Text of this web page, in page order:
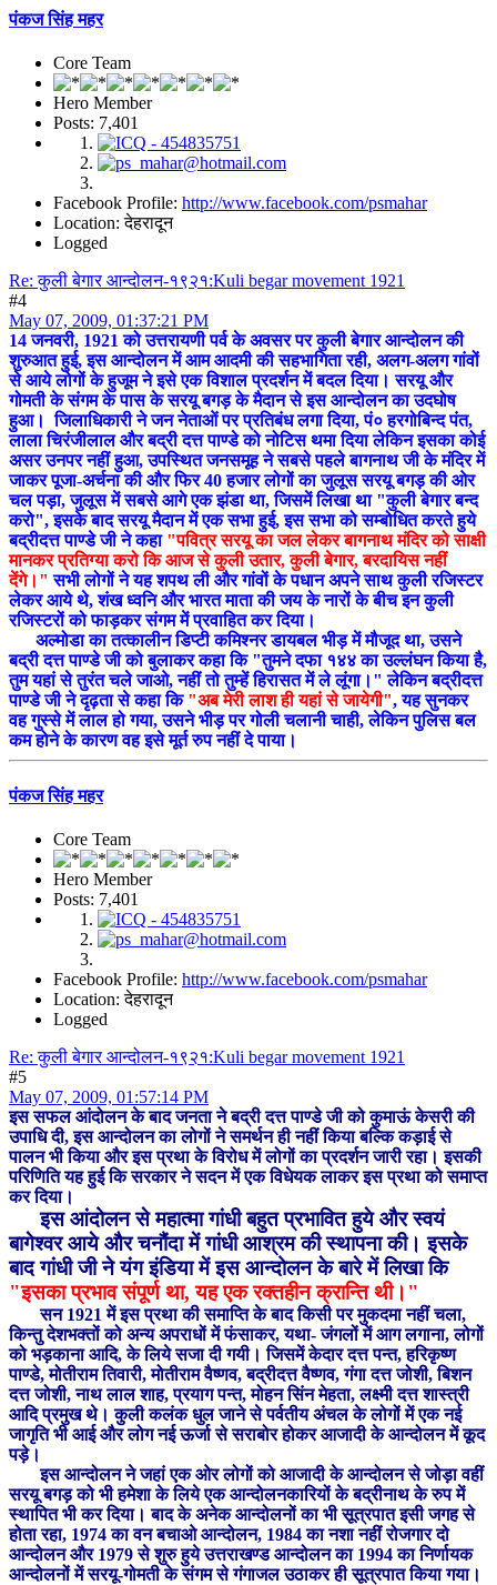
पंकज सिंह महर
Core Team
Hero Member
Posts: 7,401
Facebook Profile: http://www.facebook.com/psmahar
Location: देहरादून
Logged
Re: कुली बेगार आन्दोलन-१९२१:Kuli begar movement 1921
#4
May 07, 2009, 01:37:21 PM
14 जनवरी, 1921 को उत्तरायणी पर्व के अवसर पर कुली बेगार आन्दोलन की
शुरुआत हुई, इस आन्दोलन में आम आदमी की सहभागिता रही, अलग-अलग गांवों
से आये लोगों के हुजूम ने इसे एक विशाल प्रदर्शन में बदल दिया। सरयू और
गोमती के संगम के पास के सरयू बगड़ के मैदान से इस आन्दोलन का उदघोष
हुआ। जिलाधिकारी ने जन नेताओं पर प्रतिबंध लगा दिया, पं० हरगोबिन्द पंत,
लाला चिरंजीलाल और बद्री दत्त पाण्डे को नोटिस थमा दिया लेकिन इसका कोई
असर उनपर नहीं हुआ, उपस्थित जनसमूह ने सबसे पहले बागनाथ जी के मंदिर में
जाकर पूजा-अर्चना की और फिर 40 हजार लोगों का जुलूस सरयू बगड़ की ओर
चल पड़ा, जुलूस में सबसे आगे एक झंडा था, जिसमें लिखा था "कुली बेगार बन्द
करो", इसके बाद सरयू मैदान में एक सभा हुई, इस सभा को सम्बोधित करते हुये
बद्रीदत्त पाण्डे जी ने कहा "पवित्र सरयू का जल लेकर बागनाथ मंदिर को साक्षी
मानकर प्रतिग्या करो कि आज से कुली उतार, कुली बेगार, बरदायिस नहीं
देंगे।" सभी लोगों ने यह शपथ ली और गांवों के पधान अपने साथ कुली रजिस्टर
लेकर आये थे, शंख ध्वनि और भारत माता की जय के नारों के बीच इन कुली
रजिस्टरों को फाड़कर संगम में प्रवाहित कर दिया।
अल्मोडा का तत्कालीन डिप्टी कमिश्नर डायबल भीड़ में मौजूद था, उसने
बद्री दत्त पाण्डे जी को बुलाकर कहा कि "तुमने दफा १४४ का उल्लंघन किया है,
तुम यहां से तुरंत चले जाओ, नहीं तो तुम्हें हिरासत में ले लूंगा।" लेकिन बद्रीदत्त
पाण्डे जी ने दृढ़ता से कहा कि "अब मेरी लाश ही यहां से जायेगी", यह सुनकर
वह गुस्से में लाल हो गया, उसने भीड़ पर गोली चलानी चाही, लेकिन पुलिस बल
कम होने के कारण वह इसे मूर्त रुप नहीं दे पाया।
पंकज सिंह महर
Core Team
Hero Member
Posts: 7,401
Facebook Profile: http://www.facebook.com/psmahar
Location: देहरादून
Logged
Re: कुली बेगार आन्दोलन-१९२१:Kuli begar movement 1921
#5
May 07, 2009, 01:57:14 PM
इस सफल आंदोलन के बाद जनता ने बद्री दत्त पाण्डे जी को कुमाऊं केसरी की
उपाधि दी, इस आन्दोलन का लोगों ने समर्थन ही नहीं किया बल्कि कड़ाई से
पालन भी किया और इस प्रथा के विरोध में लोगों का प्रदर्शन जारी रहा। इसकी
परिणिति यह हुई कि सरकार ने सदन में एक विधेयक लाकर इस प्रथा को समाप्त
कर दिया।
इस आंदोलन से महात्मा गांधी बहुत प्रभावित हुये और स्वयं
बागेश्वर आये और चनौंदा में गांधी आश्रम की स्थापना की। इसके
बाद गांधी जी ने यंग इंडिया में इस आन्दोलन के बारे में लिखा कि
"इसका प्रभाव संपूर्ण था, यह एक रक्तहीन क्रान्ति थी।"
सन 1921 में इस प्रथा की समाप्ति के बाद किसी पर मुकदमा नहीं चला,
किन्तु देशभक्तों को अन्य अपराधों में फंसाकर, यथा- जंगलों में आग लगाना, लोगों
को भड़काना आदि, के लिये सजा दी गयी। जिसमें केदार दत्त पन्त, हरिकृष्ण
पाण्डे, मोतीराम तिवारी, मोतीराम वैष्णव, बद्रीदत्त वैष्णव, गंगा दत्त जोशी, बिशन
दत्त जोशी, नाथ लाल शाह, प्रयाग पन्त, मोहन सिंन मेहता, लक्ष्मी दत्त शास्त्री
आदि प्रमुख थे। कुली कलंक धुल जाने से पर्वतीय अंचल के लोगों में एक नई
जागृति भी आई और लोग नई ऊर्जा से सराबोर होकर आजादी के आन्दोलन में कूद
पड़े।
इस आन्दोलन ने जहां एक ओर लोगों को आजादी के आन्दोलन से जोड़ा वहीं
सरयू बगड़ को भी हमेशा के लिये एक आन्दोलनकारियों के बद्रीनाथ के रुप में
स्थापित भी कर दिया। बाद के अनेक आन्दोलनों का भी सूत्रपात इसी जगह से
होता रहा, 1974 का वन बचाओ आन्दोलन, 1984 का नशा नहीं रोजगार दो
आन्दोलन और 1979 से शुरु हुये उत्तराखण्ड आन्दोलन का 1994 का निर्णायक
आन्दोलनों में सरयू-गोमती के संगम से गंगाजल उठाकर ही सूत्रपात किया गया।